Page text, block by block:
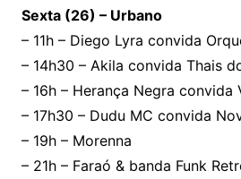
Sexta (26) – Urbano
– 11h – Diego Lyra convida
– 14h30 – Akila convida Thais
– 16h – Herança Negra convida
– 17h30 – Dudu MC convida
– 19h – Morenna
– 21h – Faraó & banda Funk